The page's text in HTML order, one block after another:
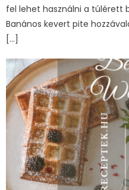
fel lehet használni a túlérett
Banános kevert pite
[…]